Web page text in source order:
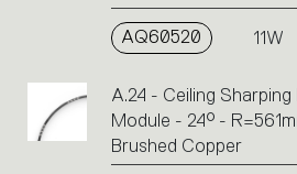
AQ60520 11W
A.24 - Ceiling
Module - 24° -
Brushed Copper